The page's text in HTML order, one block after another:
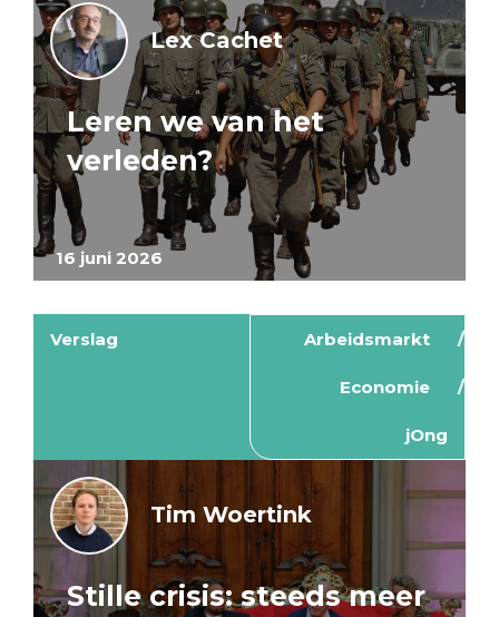
16 juni 2026
Lex Cachet
Leren we van het
verleden?
Verslag Arbeidsmarkt
Economie
jOng
Tim Woertink
Stille crisis: steeds meer